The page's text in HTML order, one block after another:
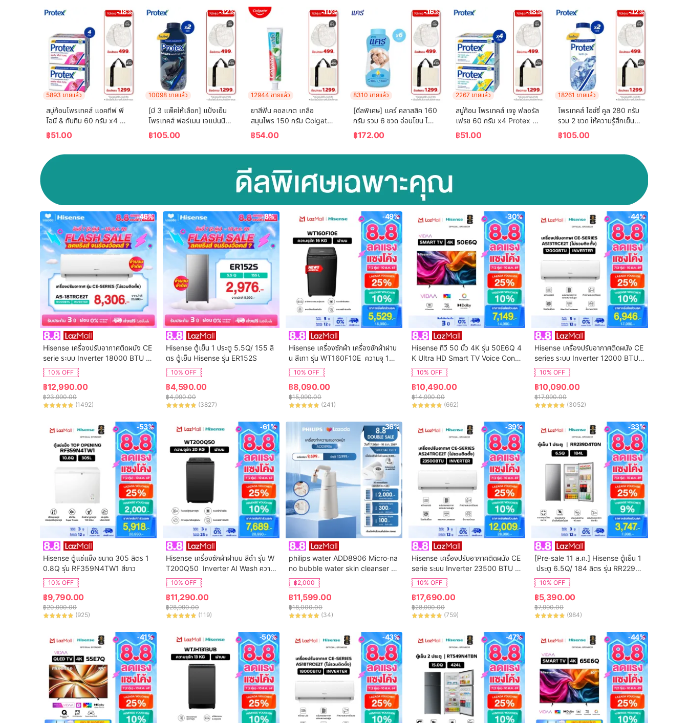
Freeze 60g For Fr
Toothbrush  (mixed
color)
-18%
5893 ขายแล้ว
สบู่ก้อนโพรเทคส์ แอคทีฟ พี
โอนี & ทับทิม 60 กรัม x4
Protex Bar Soap Active
Peony & Pomegranate
60g x4
฿51.00
-12%
10098 ขายแล้ว
[มี 3 แพ็คให้เลือก] แป้งเย็น
โพรเทคส์ ฟอร์เมน เจแปนนีส
ไวท์ ชาร์โคล 280 กรัม
Protex Talcum Powder
For Men Japanese White
฿105.00
-10%
12944 ขายแล้ว
ยาสีฟัน คอลเกต เกลือ
สมุนไพร 150 กรัม Colgate
Salt Herbal 150g Single
฿54.00
-16%
8310 ขายแล้ว
[ดีลพิเศษ] แคร์ คลาสสิค 160
กรัม รวม 6 ขวด อ่อนโยน ไม่
ระคายเคือง (แป้งเด็ก) Care
Classic 160g ฺ Total 6
Pcs (Baby Talcum
฿172.00
-18%
2267 ขายแล้ว
สบู่ก้อน โพรเทคส์ เจจู ฟลอรัล
เฟรช 60 กรัม x4 Protex
Bar Soap Jeju Floral
Fresh 60g x4
฿51.00
-12%
18261 ขายแล้ว
โพรเทคส์ ไอซ์ซี่ คูล 280 กรัม
รวม 2 ขวด ให้ความรู้สึกเย็น
สุดขั้ว (แป้งเย็น) Protex Icy
Cool 280g Total 2 Pcs
For the Power of
฿105.00
-46%
Hisense เครื่องปรับอากาศติดผนัง CE
serie ระบบ Inverter 18000 BTU รุ่น
AS-18TRCE2T
10% OFF
฿12,990.00
฿23,990.00
(1492)
-8%
Hisense ตู้เย็น 1 ประตู 5.5Q/ 155 ลิ
ตร ตู้เย็น Hisense รุ่น ER152S
10% OFF
฿4,590.00
฿4,990.00
(3827)
-49%
Hisense เครื่องซักผ้า เครื่องซักผ้าฝาบ
น สีเทา รุ่น WT160F10E  ความจุ 16
กก. New ไม่มีบริการติดตั้ง
10% OFF
฿8,090.00
฿15,990.00
(241)
-30%
Hisense ทีวี 50 นิ้ว 4K รุ่น 50E6Q 4
K Ultra HD Smart TV Voice Contr
ol WIFI Build in Netflix & Youtube
VIDAA U7.6  /DVB-T2 / USB2.0 /
HDMI /AV / DTS Virtual X / Dolby
Digital
10% OFF
฿10,490.00
฿14,990.00
(662)
-44%
Hisense เครื่องปรับอากาศติดผนัง CE
series ระบบ Inverter 12000 BTU รุ่
น AS-13TRCE2T (ไม่รวมค่าติดตั้ง)
10% OFF
฿10,090.00
฿17,990.00
(3052)
-53%
Hisense ตู้แช่แข็ง ขนาด 305 ลิตร 1
0.8Q รุ่น RF359N4TW1 สีขาว
10% OFF
฿9,790.00
฿20,990.00
(925)
-61%
Hisense เครื่องซักผ้าฝาบน สีดำ รุ่น W
T200Q50  Inverter AI Wash ความ
จุ 20 กก. New ไม่มีบริการติดตั้ง
10% OFF
฿11,290.00
฿28,990.00
(119)
-36%
philips water ADD8906 Micro-na
no bubble water skin cleanser เค
รื่องทำฟองน้ำล้างหน้า เครื่องทำความส
ะอาดผิวหน้า
฿2,000
฿11,599.00
฿18,000.00
(34)
-39%
Hisense เครื่องปรับอากาศติดผนัง CE
serie ระบบ Inverter 23500 BTU รุ่
น AS-24TRCE2T
10% OFF
฿17,690.00
฿28,990.00
(759)
-33%
[Pre-sale 11 ส.ค.] Hisense ตู้เย็น 1
ประตู 6.5Q/ 184 ลิตร รุ่น RR229D4
AD1
10% OFF
฿5,390.00
฿7,990.00
(984)
-41% -50% -43% -47% -44%